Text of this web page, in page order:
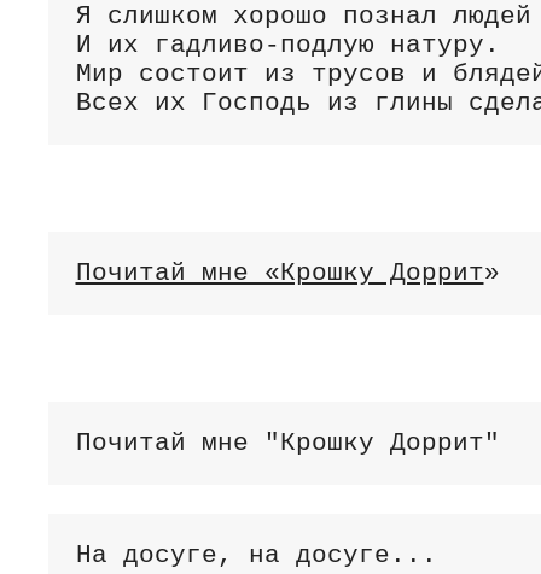
Я слишком хорошо познал людей
И их гадливо-подлую натуру.
Мир состоит из трусов и
Всех их Господь из глины
Почитай мне «Крошку Доррит»
Почитай мне "Крошку Доррит"
На досуге, на досуге...